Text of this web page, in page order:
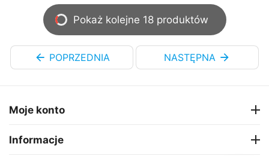
Pokaż kolejne 18 produktów
POPRZEDNIA NASTĘPNA
Moje konto
Informacje